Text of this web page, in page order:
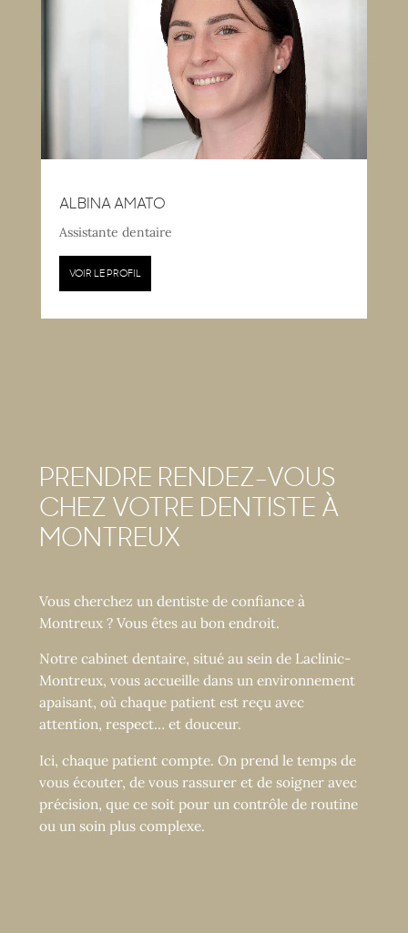
ALBINA AMATO
Assistante dentaire
VOIR LE PROFIL
PRENDRE RENDEZ-VOUS
CHEZ VOTRE DENTISTE À
MONTREUX
Vous cherchez un dentiste de confiance à
Montreux ? Vous êtes au bon endroit.
Notre cabinet dentaire, situé au sein de Laclinic-
Montreux, vous accueille dans un environnement
apaisant, où chaque patient est reçu avec
attention, respect… et douceur.
Ici, chaque patient compte. On prend le temps de
vous écouter, de vous rassurer et de soigner avec
précision, que ce soit pour un contrôle de routine
ou un soin plus complexe.